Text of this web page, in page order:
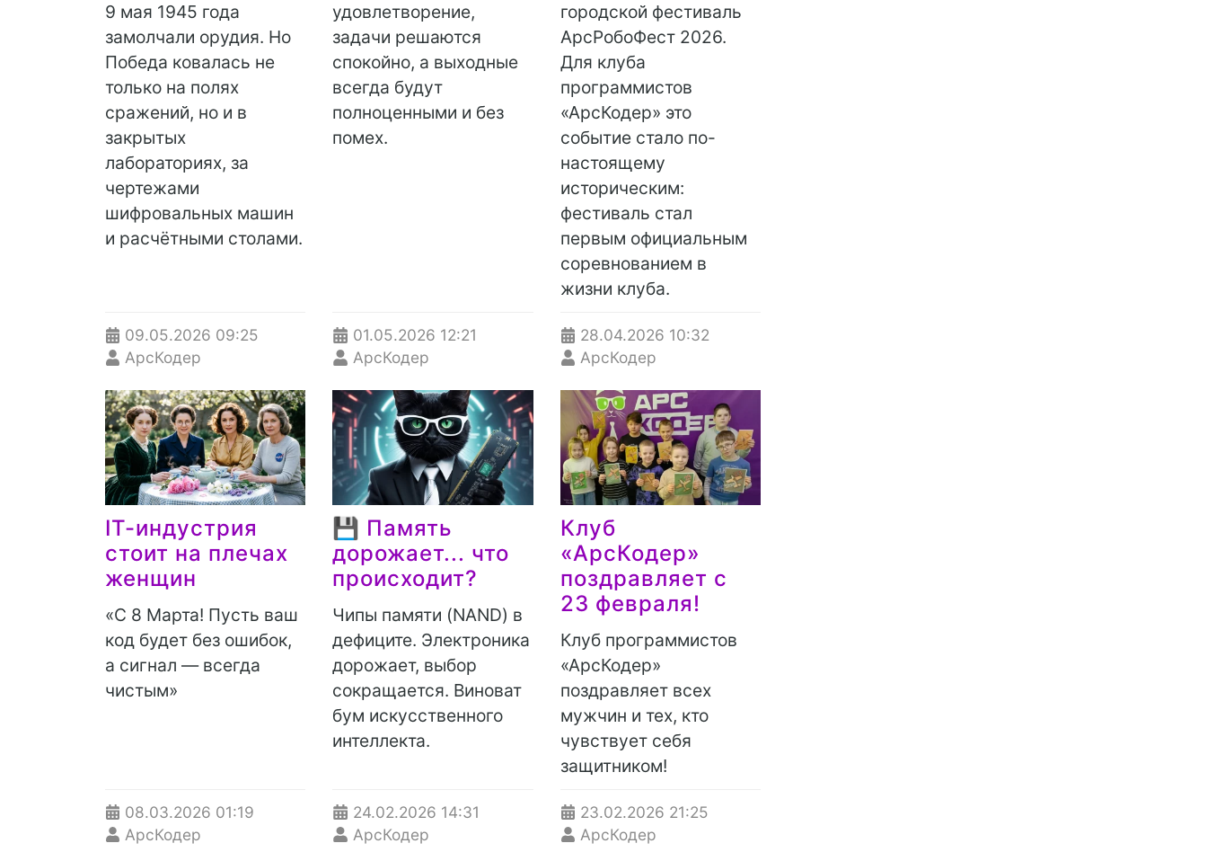
9 мая 1945 года
замолчали орудия. Но
Победа ковалась не
только на полях
сражений, но и в
закрытых
лабораториях, за
чертежами
шифровальных машин
и расчётными столами.
09.05.2026 09:25
АрсКодер
удовлетворение,
задачи решаются
спокойно, а выходные
всегда будут
полноценными и без
помех.
01.05.2026 12:21
АрсКодер
городской фестиваль
АрсРобоФест 2026.
Для клуба
программистов
«АрсКодер» это
событие стало по-
настоящему
историческим:
фестиваль стал
первым официальным
соревнованием в
жизни клуба.
28.04.2026 10:32
АрсКодер
IT-индустрия
стоит на плечах
женщин
«С 8 Марта! Пусть ваш
код будет без ошибок,
а сигнал — всегда
чистым»
08.03.2026 01:19
АрсКодер
💾 Память
дорожает... что
происходит?
Чипы памяти (NAND) в
дефиците. Электроника
дорожает, выбор
сокращается. Виноват
бум искусственного
интеллекта.
24.02.2026 14:31
АрсКодер
Клуб
«АрсКодер»
поздравляет с
23 февраля!
Клуб программистов
«АрсКодер»
поздравляет всех
мужчин и тех, кто
чувствует себя
защитником!
23.02.2026 21:25
АрсКодер